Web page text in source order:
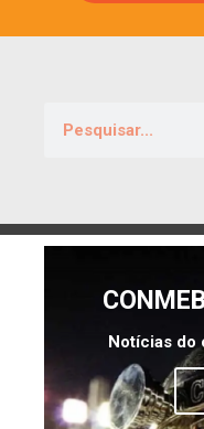
Notícias do